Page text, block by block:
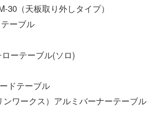
30（天板取り外しタイプ）
ーブル
ーテーブル(ソロ)
ドテーブル
ワークス）アルミバーナーテーブル